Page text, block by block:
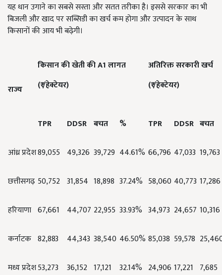
यह धान उगाने का सबसे सस्ता और सतत तरीका है। इससे सरकार का भी
बिजली और खाद पर सब्सिडी का खर्च कम होगा और उत्पादन के साथ
किसानों की आय भी बढ़ेगी।
राज्य
किसान की खेती कीA1लागत
(₹ /हेक्टेयर)
अतिरिक्त सरकारी खर्च
(₹ /हेक्टेयर)
TPR DDSR बचत % TPR DDSR बचत
आंध्र प्रदेश89,055 49,326 39,729 44.61% 66,796 47,033 19,763
छत्तीसगढ़ 50,752 31,854 18,898 37.24% 58,060 40,773 17,286
हरियाणा 67,661 44,707 22,955 33.93% 34,973 24,657 10,316
कर्नाटक 82,883 44,343 38,540 46.50% 85,038 59,578
मध्य प्रदेश53,273 36,152 17,121 32.14% 24,90617,221 7,685